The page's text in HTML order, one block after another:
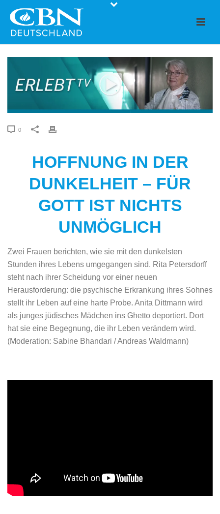
0
HOFFNUNG IN DER
DUNKELHEIT – FÜR
GOTT IST NICHTS
UNMÖGLICH
Zwei Frauen berichten, wie sie mit den dunkelsten
Stunden ihres Lebens umgegangen sind. Rita Petersdorff
steht nach ihrer Scheidung vor einer neuen
Herausforderung: die psychische Erkrankung ihres Sohnes
stellt ihr Leben auf eine harte Probe. Anita Dittmann wird
als junges jüdisches Mädchen ins Ghetto deportiert. Dort
hat sie eine Begegnung, die ihr Leben verändern wird.
(Moderation: Sabine Bhandari / Andreas Waldmann)